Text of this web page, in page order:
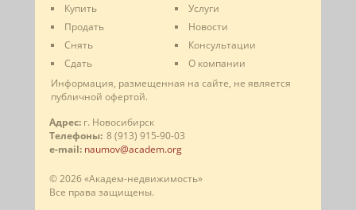
Купить
Продать
Снять
Сдать
Услуги
Новости
Консультации
О компании
Информация, размещенная на сайте, не является
публичной офертой.
Адрес: г. Новосибирск
Телефоны: 8 (913) 915-90-03
e-mail: naumov@academ.org
© 2026 «Академ-недвижимость»
Все права защищены.